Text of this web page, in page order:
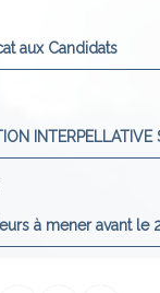
aux Candidats
INTERPELLATIVE
à mener avant le